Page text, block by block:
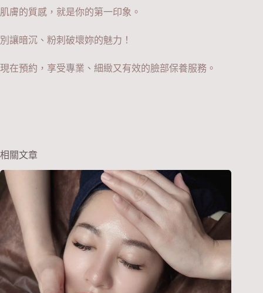
肌膚的質感，就是你的第一印象。
別讓暗沉、粉刺破壞妳的魅力！
現在預約，享受專業、細緻又有效的臉部保養服務。
相關文章